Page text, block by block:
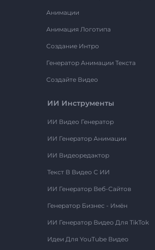
Анимации
Анимация Логотипа
Создание Интро
Генератор Анимации Текста
Создайте Видео
ИИ Инструменты
ИИ Видео Генератор
ИИ Генератор Анимации
ИИ Видеоредактор
Текст В Видео С ИИ
ИИ Генератор Веб-Сайтов
Генератор Бизнес - Имён
ИИ Генератор Видео Для TikTok
Идеи Для YouTube Видео